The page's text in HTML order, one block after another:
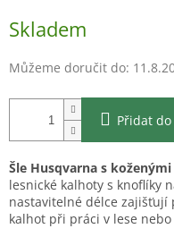
cena:
Skladem
Můžeme doručit do:
Přidat
Šle Husqvarna s
lesnické kalhoty s knoflíky
nastavitelné délce
kalhot při práci v lese